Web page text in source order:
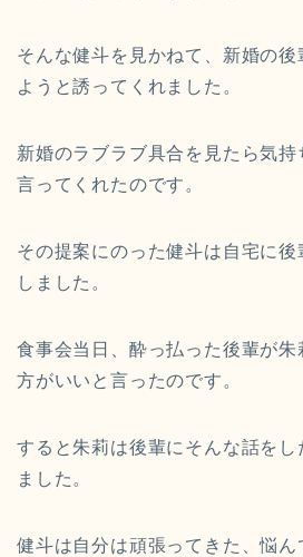
そんな健斗を見かねて、新婚の後
ようと誘ってくれました。
新婚のラブラブ具合を見たら気持
言ってくれたのです。
その提案にのった健斗は自宅に後
しました。
食事会当日、酔っ払った後輩が朱
方がいいと言ったのです。
すると朱莉は後輩にそんな話をし
ました。
健斗は自分は頑張ってきた、悩ん